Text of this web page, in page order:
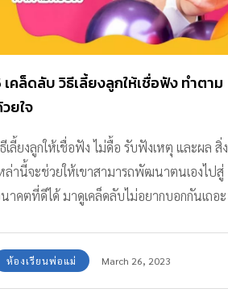
เคล็ดลับ วิธีเลี้ยงลูกให้เชื่อฟัง ทำตาม
ยใจ
เลี้ยงลูกให้เชื่อฟัง ไม่ดื้อ รับฟังเหตุ และผล สิ่ง
ล่านี้จะช่วยให้เขาสามารถพัฒนาตนเองไปสู่
าคตที่ดีได้ มาดูเคล็ดลับไม่อยากบอกกันเถอะ
ห้องเรียนพ่อแม่ March 26, 2023